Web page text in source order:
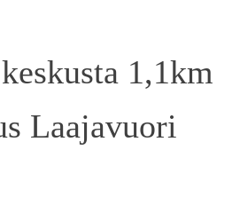
1,1km
Laajavuori